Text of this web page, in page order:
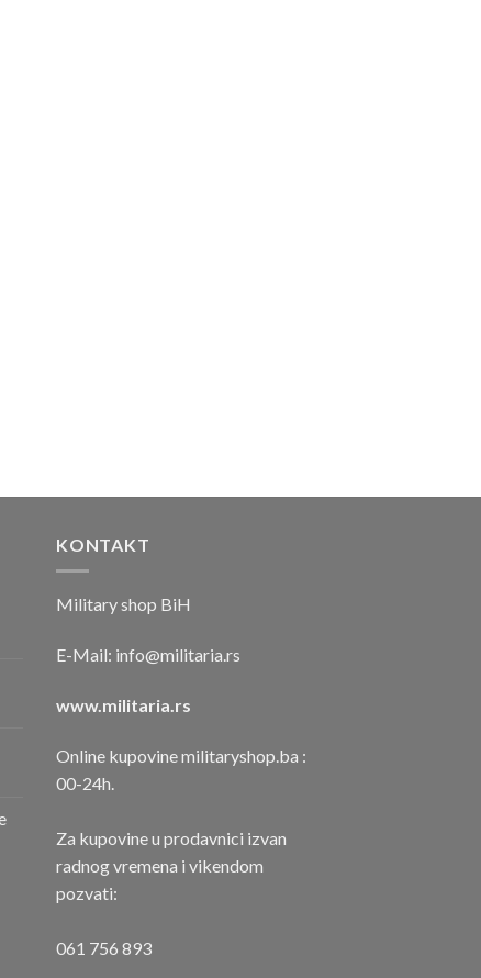
KONTAKT
Military shop BiH
E-Mail: info@militaria.rs
www.militaria.rs
Online kupovine militaryshop.ba :
00-24h.
Za kupovine u prodavnici izvan
radnog vremena i vikendom
pozvati:
061 756 893